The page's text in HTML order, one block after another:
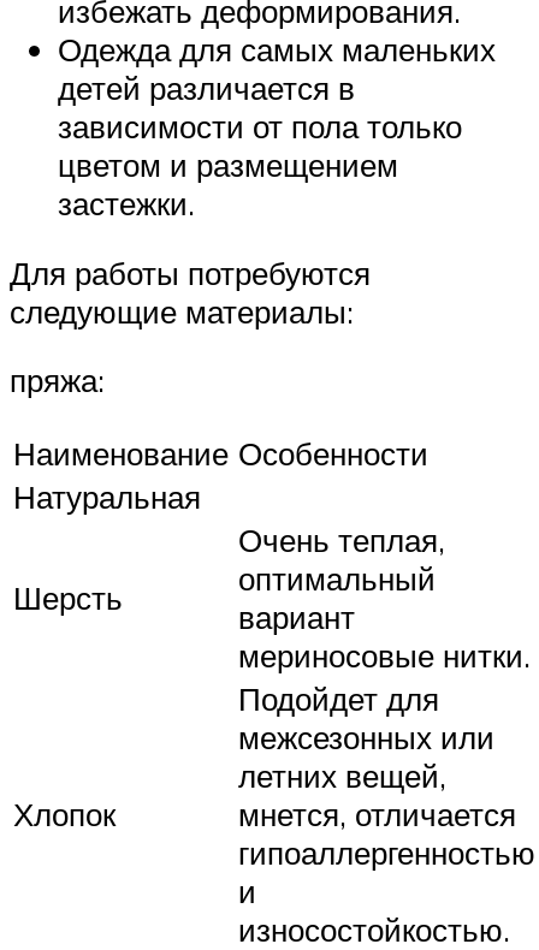
избежать деформирования.
Одежда для самых маленьких
детей различается в
зависимости от пола только
цветом и размещением
застежки.
Для работы потребуются
следующие материалы:
пряжа:
Наименование Особенности
Натуральная
Шерсть
Очень теплая,
оптимальный
вариант
мериносовые нитки.
Хлопок
Подойдет для
межсезонных или
летних вещей,
мнется, отличается
гипоаллергенностью
и
износостойкостью.